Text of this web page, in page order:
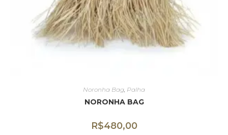
Noronha Bag, Palha
NORONHA BAG
R$480,00